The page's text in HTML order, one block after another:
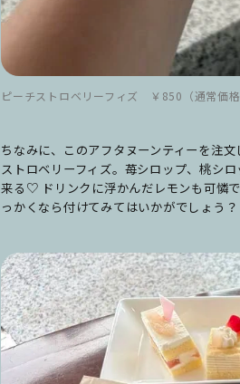
ピーチストロベリーフィズ ￥850（通常価
ちなみに、このアフタヌーンティーを注
ストロベリーフィズ。苺シロップ、桃シ
来る♡ ドリンクに浮かんだレモンも可憐
っかくなら付けてみてはいかがでしょう？